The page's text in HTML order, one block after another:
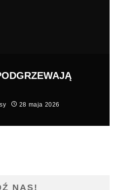
28 maja 2026
NAS!